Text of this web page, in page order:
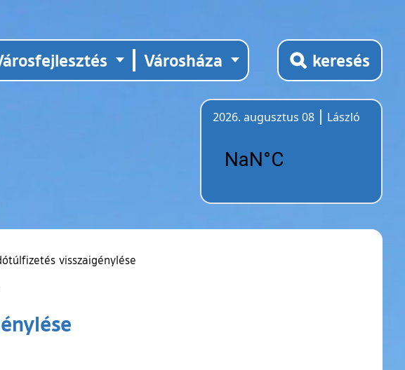
Városháza keresés
2026. augusztus 08
László
visszaigénylése